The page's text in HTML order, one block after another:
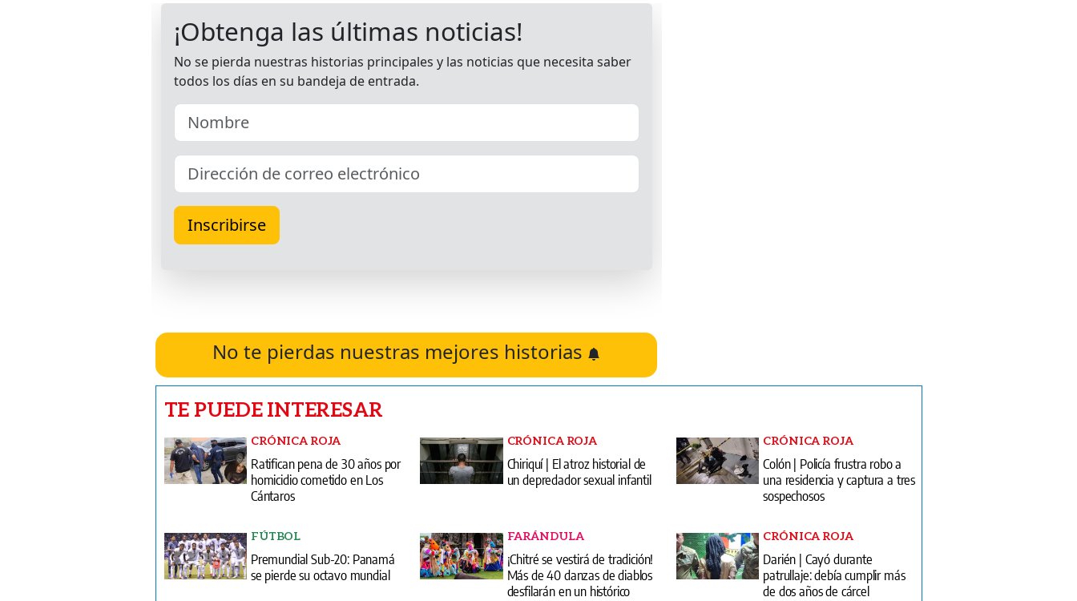
No te pierdas nuestras mejores historias
TE PUEDE INTERESAR
CRÓNICA ROJA
Ratifican pena de 30 años por
homicidio cometido en Los
Cántaros
CRÓNICA ROJA
Chiriquí | El atroz historial de
un depredador sexual infantil
CRÓNICA ROJA
Colón | Policía frustra robo a
una residencia y captura a tres
sospechosos
FÚTBOL
Premundial Sub-20: Panamá
se pierde su octavo mundial
FARÁNDULA
¡Chitré se vestirá de tradición!
Más de 40 danzas de diablos
desfilarán en un histórico
CRÓNICA ROJA
Darién | Cayó durante
patrullaje: debía cumplir más
de dos años de cárcel